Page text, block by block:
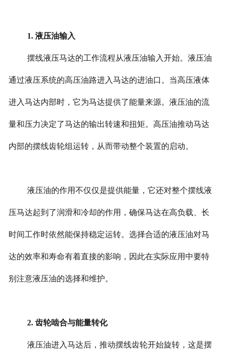
1. 液压油输入
摆线液压马达的工作流程从液压油输入开始。液压油
通过液压系统的高压油路进入马达的进油口。当高压液体
进入马达内部时，它为马达提供了能量来源。液压油的流
量和压力决定了马达的输出转速和扭矩。高压油推动马达
内部的摆线齿轮组运转，从而带动整个装置的启动。
液压油的作用不仅仅是提供能量，它还对整个摆线液
压马达起到了润滑和冷却的作用，确保马达在高负载、长
时间工作时依然能保持稳定运转。选择合适的液压油对马
达的效率和寿命有着直接的影响，因此在实际应用中要特
别注意液压油的选择和维护。
2. 齿轮啮合与能量转化
液压油进入马达后，推动摆线齿轮开始旋转，这是摆